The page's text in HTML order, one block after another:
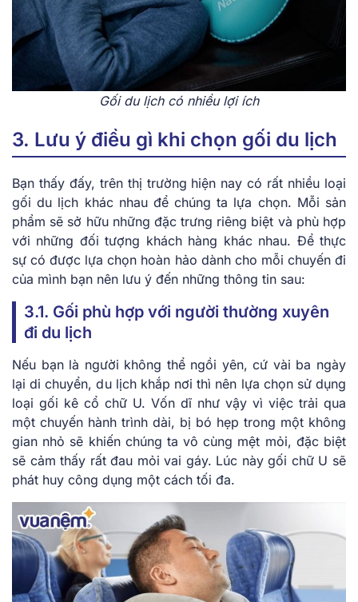
Gối du lịch có nhiều lợi ích
3. Lưu ý điều gì khi chọn gối du lịch
Bạn thấy đấy, trên thị trường hiện nay có rất nhiều loại
gối du lịch khác nhau để chúng ta lựa chọn. Mỗi sản
phẩm sẽ sở hữu những đặc trưng riêng biệt và phù hợp
với những đối tượng khách hàng khác nhau. Để thực
sự có được lựa chọn hoàn hảo dành cho mỗi chuyến đi
của mình bạn nên lưu ý đến những thông tin sau:
3.1. Gối phù hợp với người thường xuyên
đi du lịch
Nếu bạn là người không thể ngồi yên, cứ vài ba ngày
lại di chuyển, du lịch khắp nơi thì nên lựa chọn sử dụng
loại gối kê cổ chữ U. Vốn dĩ như vậy vì việc trải qua
một chuyến hành trình dài, bị bó hẹp trong một không
gian nhỏ sẽ khiến chúng ta vô cùng mệt mỏi, đặc biệt
sẽ cảm thấy rất đau mỏi vai gáy. Lúc này gối chữ U sẽ
phát huy công dụng một cách tối đa.